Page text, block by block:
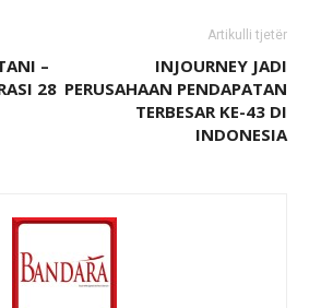
–
28
Artikulli tjetër
INJOURNEY JADI
PERUSAHAAN PENDAPATAN
TERBESAR KE-43 DI
INDONESIA